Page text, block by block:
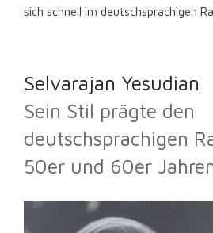
sich schnell im deutschsprachigen
Selvarajan Yesudian
Sein Stil prägte den
deutschsprachigen
50er und 60er